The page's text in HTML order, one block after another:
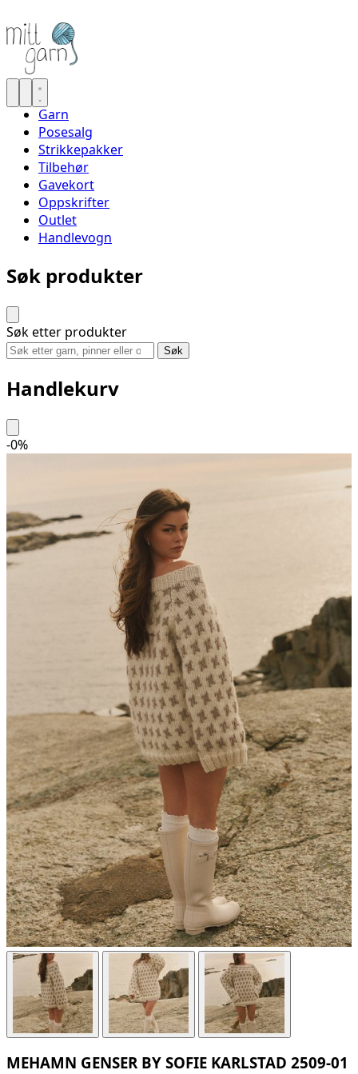
Garn
Posesalg
Strikkepakker
Tilbehør
Gavekort
Oppskrifter
Outlet
Handlevogn
Søk produkter
Søk etter produkter
Søk
Handlekurv
-0%
MEHAMN GENSER BY SOFIE KARLSTAD 2509-01